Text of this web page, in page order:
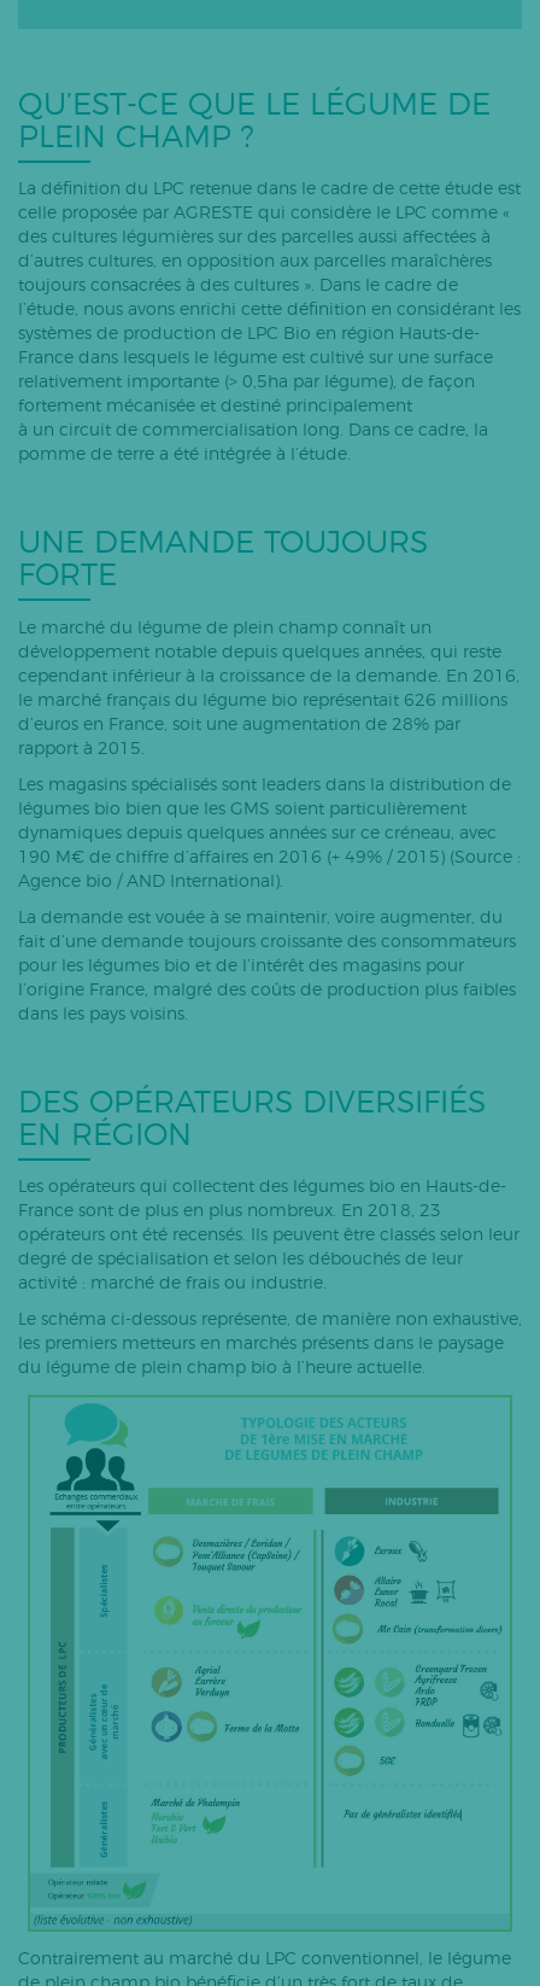
QU’EST-CE QUE LE LÉGUME DE
PLEIN CHAMP ?
La définition du LPC retenue dans le cadre de cette étude est
celle proposée par AGRESTE qui considère le LPC comme «
des cultures légumières sur des parcelles aussi affectées à
d’autres cultures, en opposition aux parcelles maraîchères
toujours consacrées à des cultures ». Dans le cadre de
l’étude, nous avons enrichi cette définition en considérant les
systèmes de production de LPC Bio en région Hauts-de-
France dans lesquels le légume est cultivé sur une surface
relativement importante (> 0,5ha par légume), de façon
fortement mécanisée et destiné principalement
à un circuit de commercialisation long. Dans ce cadre, la
pomme de terre a été intégrée à l’étude.
UNE DEMANDE TOUJOURS
FORTE
Le marché du légume de plein champ connaît un
développement notable depuis quelques années, qui reste
cependant inférieur à la croissance de la demande. En 2016,
le marché français du légume bio représentait 626 millions
d’euros en France, soit une augmentation de 28% par
rapport à 2015.
Les magasins spécialisés sont leaders dans la distribution de
légumes bio bien que les GMS soient particulièrement
dynamiques depuis quelques années sur ce créneau, avec
190 M€ de chiffre d’affaires en 2016 (+ 49% / 2015) (Source :
Agence bio / AND International).
La demande est vouée à se maintenir, voire augmenter, du
fait d’une demande toujours croissante des consommateurs
pour les légumes bio et de l’intérêt des magasins pour
l’origine France, malgré des coûts de production plus faibles
dans les pays voisins.
DES OPÉRATEURS DIVERSIFIÉS
EN RÉGION
Les opérateurs qui collectent des légumes bio en Hauts-de-
France sont de plus en plus nombreux. En 2018, 23
opérateurs ont été recensés. Ils peuvent être classés selon leur
degré de spécialisation et selon les débouchés de leur
activité : marché de frais ou industrie.
Le schéma ci-dessous représente, de manière non exhaustive,
les premiers metteurs en marchés présents dans le paysage
du légume de plein champ bio à l’heure actuelle.
Contrairement au marché du LPC conventionnel, le légume